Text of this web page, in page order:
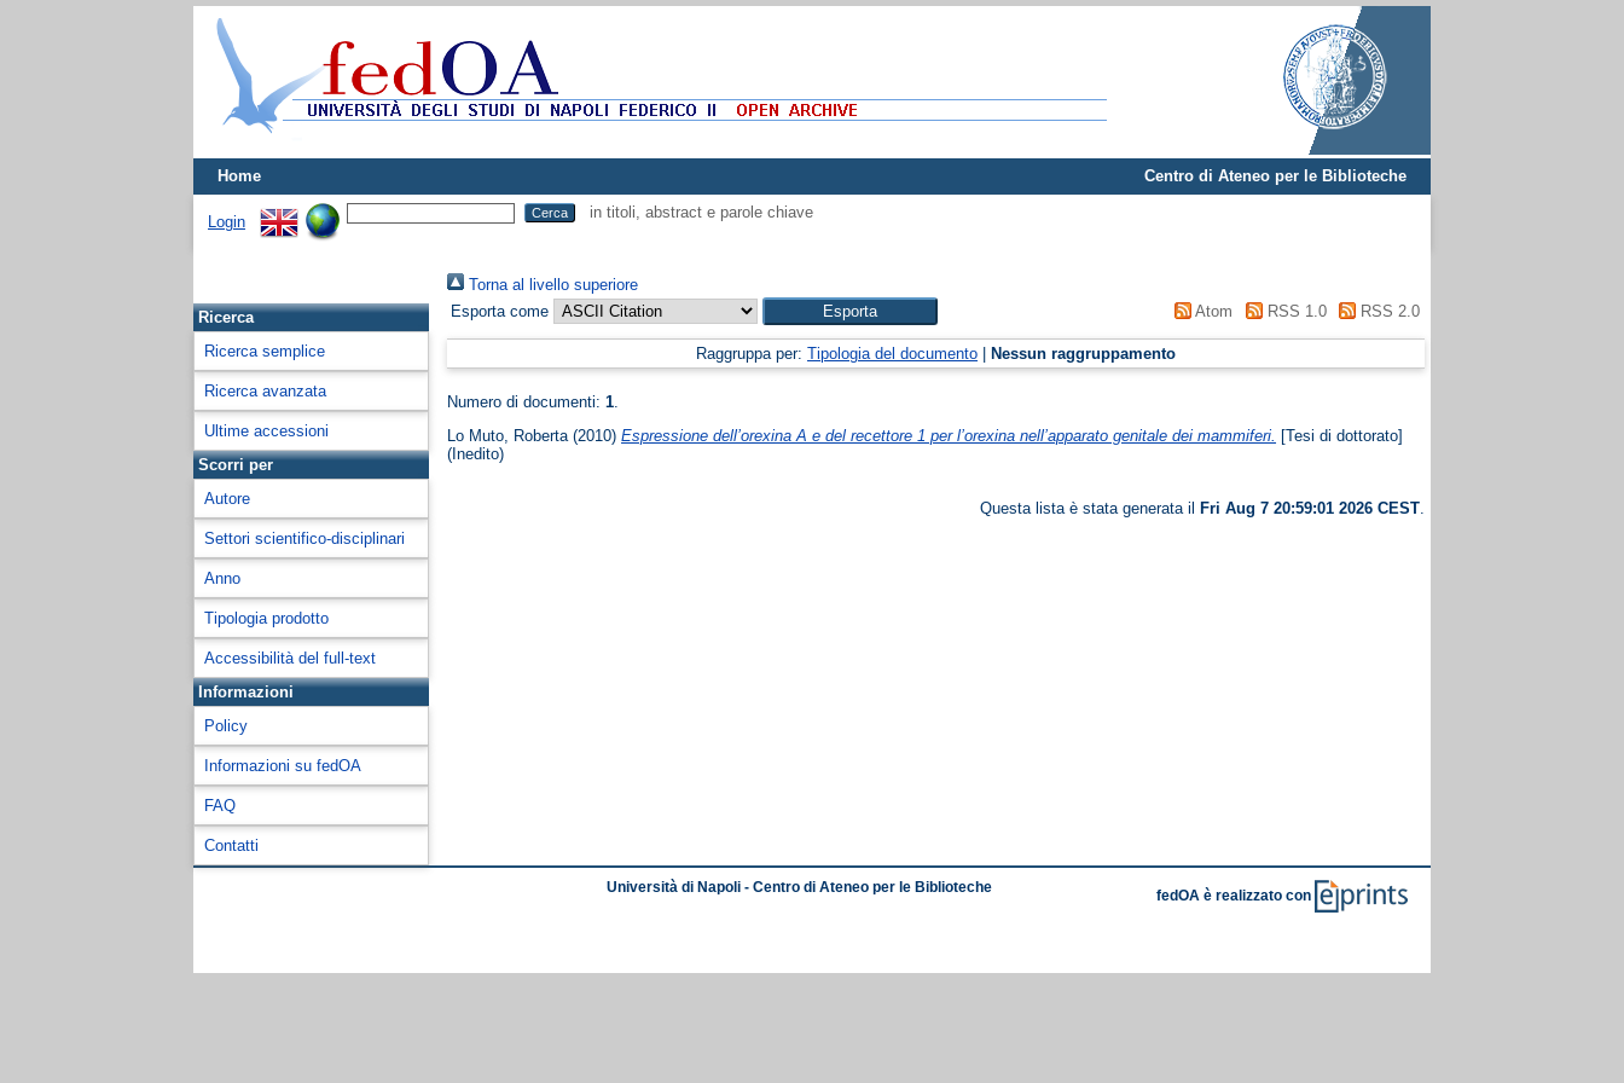
Home Centro di Ateneo per le Biblioteche
Login
in titoli, abstract e parole chiave
Ricerca
Ricerca semplice
Ricerca avanzata
Ultime accessioni
Scorri per
Autore
Settori scientifico-disciplinari
Anno
Tipologia prodotto
Accessibilità del full-text
Informazioni
Policy
Informazioni su fedOA
FAQ
Contatti
Torna al livello superiore
Esporta come
Atom RSS 1.0 RSS 2.0
Raggruppa per:Tipologia del documento Nessun raggruppamento
Numero di documenti:1.
Lo Muto, Roberta (2010)Espressione dell’orexina A e del recettore 1 per l’orexina nell’apparato genitale dei mammiferi.
[Tesi di dottorato]
(Inedito)
Questa lista è stata generata il Fri Aug 7 20:59:01 2026 CEST
Università di Napoli - Centro di Ateneo per le Biblioteche
fedOA è realizzato con